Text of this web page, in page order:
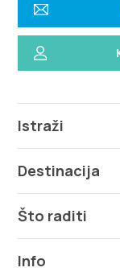
Istraži
Destinacija
Što raditi
Info